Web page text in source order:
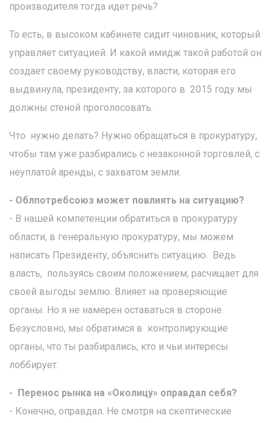
производителя тогда идет речь?
То есть, в высоком кабинете сидит чиновник, который
управляет ситуацией. И какой имидж такой работой он
создает своему руководству, власти, которая его
выдвинула, президенту, за которого в 2015 году мы
должны стеной проголосовать.
Что нужно делать? Нужно обращаться в прокуратуру,
чтобы там уже разбирались с незаконной торговлей, с
неуплатой аренды, с захватом земли.
- Облпотребсоюз может повлиять на ситуацию?
- В нашей компетенции обратиться в прокуратуру
области, в генеральную прокуратуру, мы можем
написать Президенту, объяснить ситуацию. Ведь
власть, пользуясь своим положением, расчищает для
своей выгоды землю. Влияет на проверяющие
органы. Но я не намерен оставаться в стороне.
Безусловно, мы обратимся в контролирующие
органы, что ты разбирались, кто и чьи интересы
лоббирует.
- Перенос рынка на «Околицу» оправдал себя?
- Конечно, оправдал. Не смотря на скептические